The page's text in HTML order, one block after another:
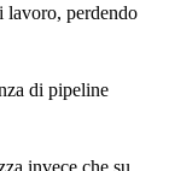
lavoro, perdendo
di pipeline
invece che su